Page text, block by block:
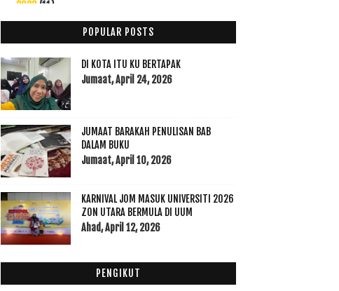
2023 (11)
►2022(17)
►2021(45)
►2020(49)
►2019(118)
►2018(195)
►2016(174)
►2015(199)
►2014 (47)
►2013(53)
►2012(100)
►2011(63)
POPULAR POSTS
DI KOTA ITU KU BERTAPAK
Jumaat, April 24, 2026
JUMAAT BARAKAH PENULISAN BAB
DALAM BUKU
Jumaat, April 10, 2026
KARNIVAL JOM MASUK UNIVERSITI 2026
ZON UTARA BERMULA DI UUM
Ahad, April 12, 2026
PENGIKUT